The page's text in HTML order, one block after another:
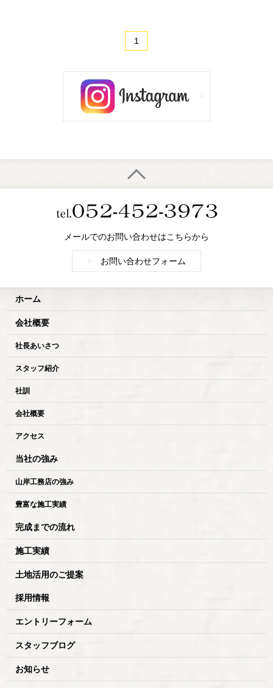
1
メールでのお問い合わせはこちらから
お問い合わせフォーム
ホーム
会社概要
社長あいさつ
スタッフ紹介
社訓
会社概要
アクセス
当社の強み
山岸工務店の強み
豊富な施工実績
完成までの流れ
施工実績
土地活用のご提案
採用情報
エントリーフォーム
スタッフブログ
お知らせ